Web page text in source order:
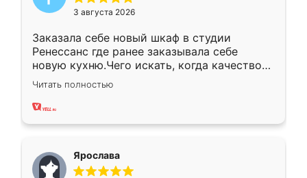
3 августа 2026
Заказала себе новый шкаф в студии
Ренессанс где ранее заказывала себе
новую кухню.Чего искать, когда качеством
вполне довольна. Служит кухня уже почти
два года, нареканий нет.
Читать полностью
Ярослава